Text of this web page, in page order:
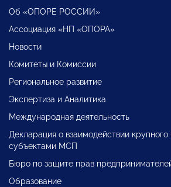
Об «ОПОРЕ РОССИИ»
Ассоциация «НП «ОПОРА»
Новости
Комитеты и Комиссии
Региональное развитие
Экспертиза и Аналитика
Международная деятельность
Декларация о взаимодействии крупного
субъектами МСП
Бюро по защите прав
Образование